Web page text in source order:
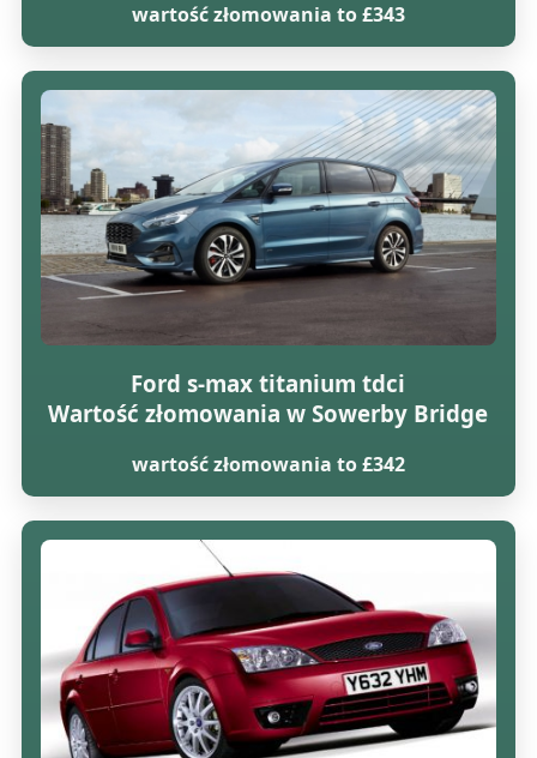
wartość złomowania to £343
Ford s-max titanium tdci
Wartość złomowania w Sowerby Bridge
wartość złomowania to £342